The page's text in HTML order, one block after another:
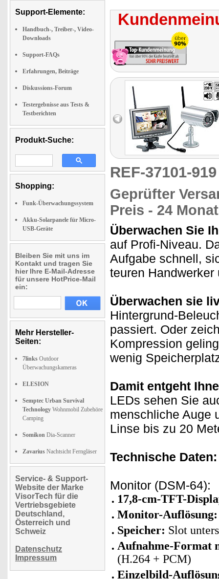
Support-Elemente:
Handbuch-, Treiber-, Video-
Downloads
Support-FAQs
Erfahrungen, Beiträge
Diskussions-Forum
Testergebnisse aus Tests &
Testberichten
Produkt-Suche:
Shopping:
Funk-Überwachungssystem
Akku-Solarpanele für Micro-
USB-Geräte
Bleiben Sie mit uns im
Kontakt und tragen Sie
hier Ihre E-Mail-Adresse
für unsere HotPrice-Mail
ein:
Mehr Hersteller-
Seiten:
7links Outdoor
Überwachungskameras
ELESION
Semptec Urban Survival
Technology Wohnmobil Zubehöre
Camping
Somikon Dia-Scanner
Zavarius Nachtsicht Ferngläser
Service- & Support-
Website der Marke
VisorTech für die
Vertriebsgebiete
Deutschland,
Österreich und
Schweiz
Datenschutz
Impressum
REF-37101-
Geprüfter
Preis - 24
Überwachen Sie
auf Profi-Niveau.
Aufgabe schnell,
teuren
Überwachen sie
Hintergrund-
passiert. Oder
Kompression
wenig
Damit entgeht
LEDs sehen Sie
menschliche Auge
Linse bis zu 20
Technische Daten:
Monitor (DSM-64):
17,8-cm-TFT-
Monitor-Auflösung:
Speicher: Slot
Aufnahme-Format
(H.264 + PCM)
Einzelbild-